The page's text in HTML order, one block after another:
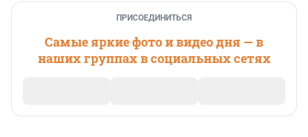
ПРИСОЕДИНИТЬСЯ
Самые яркие фото и видео дня — в
наших группах в социальных сетях